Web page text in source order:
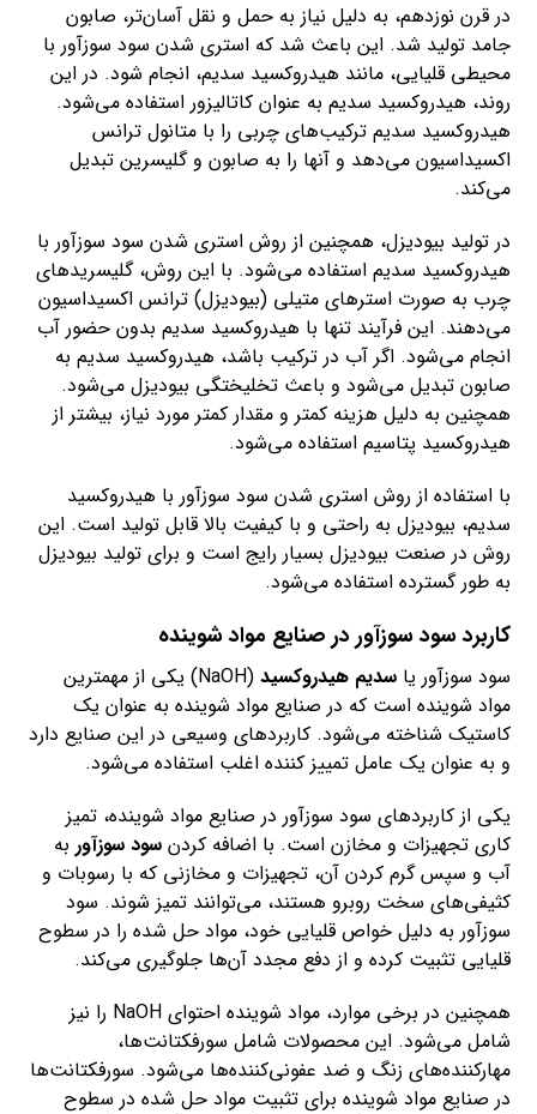
در قرن نوزدهم، به دلیل نیاز به حمل و نقل آسان‌تر، صابون
جامد تولید شد. این باعث شد که استری شدن سود سوزآور با
محیطی قلیایی، مانند هیدروکسید سدیم، انجام شود. در این
روند، هیدروکسید سدیم به عنوان کاتالیزور استفاده می‌شود.
هیدروکسید سدیم ترکیب‌های چربی را با متانول ترانس
اکسیداسیون می‌دهد و آنها را به صابون و گلیسرین تبدیل
می‌کند.
در تولید بیودیزل، همچنین از روش استری شدن سود سوزآور با
هیدروکسید سدیم استفاده می‌شود. با این روش، گلیسریدهای
چرب به صورت استرهای متیلی (بیودیزل) ترانس اکسیداسیون
می‌دهند. این فرآیند تنها با هیدروکسید سدیم بدون حضور آب
انجام می‌شود. اگر آب در ترکیب باشد، هیدروکسید سدیم به
صابون تبدیل می‌شود و باعث تخلیختگی بیودیزل می‌شود.
همچنین به دلیل هزینه کمتر و مقدار کمتر مورد نیاز، بیشتر از
هیدروکسید پتاسیم استفاده می‌شود.
با استفاده از روش استری شدن سود سوزآور با هیدروکسید
سدیم، بیودیزل به راحتی و با کیفیت بالا قابل تولید است. این
روش در صنعت بیودیزل بسیار رایج است و برای تولید بیودیزل
به طور گسترده استفاده می‌شود.
کاربرد سود سوزآور در صنایع مواد شوینده
سود سوزآور یاسدیم هیدروکسید
(NaOH) یکی از مهمترین
مواد شوینده است که در صنایع مواد شوینده به عنوان یک
کاستیک شناخته می‌شود. کاربردهای وسیعی در این صنایع دارد
و به عنوان یک عامل تمییز کننده اغلب استفاده می‌شود.
یکی از کاربردهای سود سوزآور در صنایع مواد شوینده، تمیز
کاری تجهیزات و مخازن است. با اضافه کردنسود سوزآور به
آب و سپس گرم کردن آن، تجهیزات و مخازنی که با رسوبات و
کثیفی‌های سخت روبرو هستند، می‌توانند تمیز شوند. سود
سوزآور به دلیل خواص قلیایی خود، مواد حل شده را در سطوح
قلیایی تثبیت کرده و از دفع مجدد آن‌ها جلوگیری می‌کند.
همچنین در برخی موارد، مواد شوینده احتوای NaOH را نیز
شامل می‌شود. این محصولات شامل سورفکتانت‌ها،
مهارکننده‌های زنگ و ضد عفونی‌کننده‌ها می‌شود. سورفکتانت‌ها
در صنایع مواد شوینده برای تثبیت مواد حل شده در سطوح